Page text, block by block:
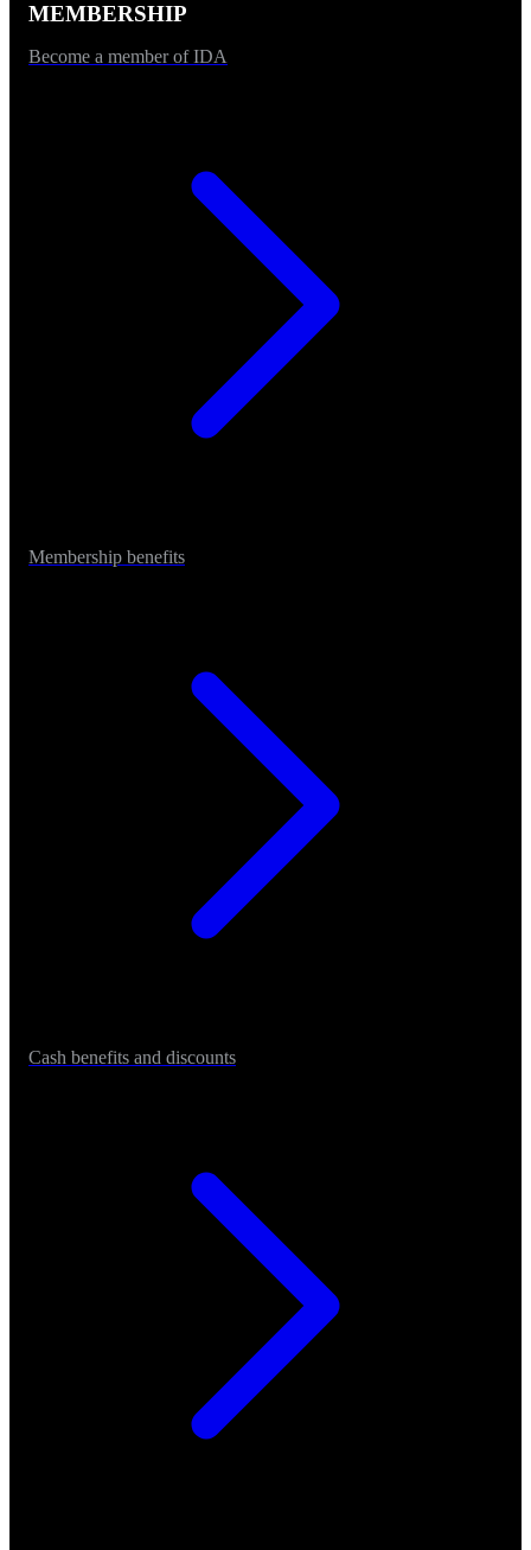
MEMBERSHIP
Become a member of IDA
Membership benefits
Cash benefits and discounts